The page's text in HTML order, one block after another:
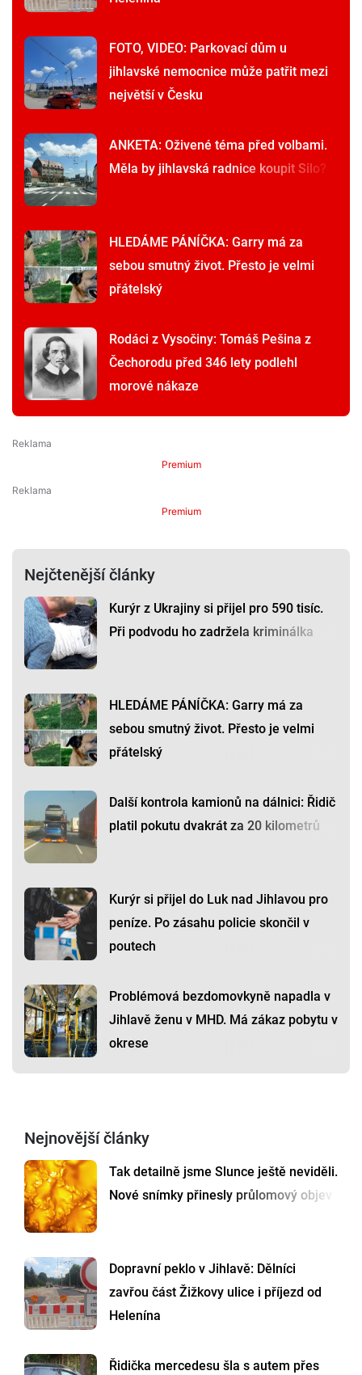
FOTO, VIDEO: Parkovací dům u
jihlavské nemocnice může patřit mezi
největší v Česku
ANKETA: Oživené téma před volbami.
Měla by jihlavská radnice koupit Silo?
HLEDÁME PÁNÍČKA: Garry má za
sebou smutný život. Přesto je velmi
přátelský
Rodáci z Vysočiny: Tomáš Pešina z
Čechorodu před 346 lety podlehl
morové nákaze
Premium
Premium
Nejčtenější články
Kurýr z Ukrajiny si přijel pro 590 tisíc.
Při podvodu ho zadržela kriminálka
HLEDÁME PÁNÍČKA: Garry má za
sebou smutný život. Přesto je velmi
přátelský
Další kontrola kamionů na dálnici: Řidič
platil pokutu dvakrát za 20 kilometrů
Kurýr si přijel do Luk nad Jihlavou pro
peníze. Po zásahu policie skončil v
poutech
Problémová bezdomovkyně napadla v
Jihlavě ženu v MHD. Má zákaz pobytu v
okrese
Nejnovější články
Tak detailně jsme Slunce ještě neviděli.
Nové snímky přinesly průlomový objev
Dopravní peklo v Jihlavě: Dělníci
zavřou část Žižkovy ulice i příjezd od
Helenína
Řidička mercedesu šla s autem přes